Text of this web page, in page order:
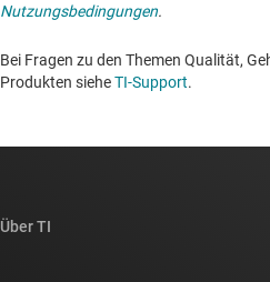
Nutzungsbedingungen.
Bei Fragen zu den Themen Qualität,
Produkten sieheTI-Support. ​​​​​​​​​​​​​​
Über TI